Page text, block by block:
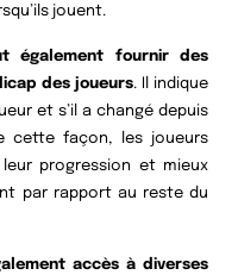
jouent.
également fournir des
des joueurs. Il indique
et s’il a changé depuis
cette façon, les joueurs
progression et mieux
par rapport au reste du
accès à diverses